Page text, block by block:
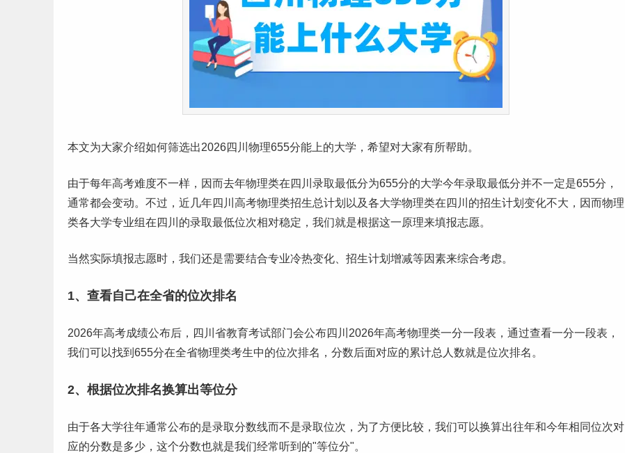
本文为大家介绍如何筛选出2026四川 物理655分能上的大学，希望对大家有所帮助。
由于每年高考难度不一样，因而去年物理类在四川录取最低分为655分的大学今年录取最低分并不一定是655分，
通常都会变动。不过，近几年四川高考物理类招生总计划以及各大学物理类在四川的招生计划变化不大，因而物理
类各大学专业组在四川的录取最低位次相对稳定，我们就是根据这一原理来填报志愿。
当然实际填报志愿时，我们还是需要结合专业冷热变化、招生计划增减等因素来综合考虑。
1、查看自己在全省的位次排名
2026年高考成绩公布后，四川省教育考试部门会公布四川2026年高考物理类一分一段表 ，通过查看一分一段表，
我们可以找到655分在全省物理类考生中的位次排名，分数后面对应的累计总人数就是位次排名。
2、根据位次排名换算出等位分
由于各大学往年通常公布的是录取分数线而不是录取位次，为了方便比较，我们可以换算出往年和今年相同位次对
应的分数是多少，这个分数也就是我们经常听到的"等位分"。